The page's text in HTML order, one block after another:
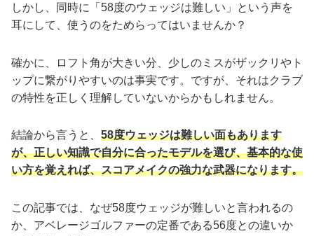
しかし、同時に「58度のウェッジは難しい」という声を
耳にして、使うのをためらってはいませんか？
確かに、ロフト角が大きい分、少しのミスがザックリやト
ップに繋がりやすいのは事実です。ですが、それはクラブ
の特性を正しく理解していないからかもしれません。
結論から言うと、 58度ウェッジは難しい面もあります
が、正しい知識で自分に合ったモデルを選び、基本的な使
い方を覚えれば、スコアメイクの強力な武器になります。
この記事では、なぜ58度ウェッジが難しいと言われるの
か、アベレージゴルファーの定番である56度との違いか